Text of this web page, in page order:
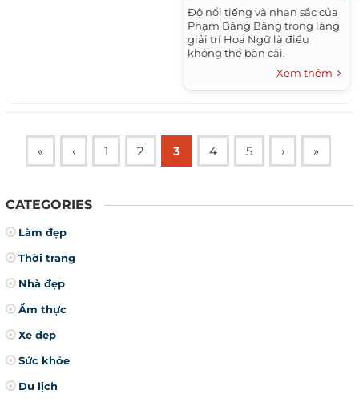
Độ nổi tiếng và nhan sắc của
Phạm Băng Băng trong làng
giải trí Hoa Ngữ là điều
không thể bàn cãi.
Xem thêm
« ‹ 1 2 3 4 5 › »
CATEGORIES
Làm đẹp
Thời trang
Nhà đẹp
Ẩm thực
Xe đẹp
Sức khỏe
Du lịch